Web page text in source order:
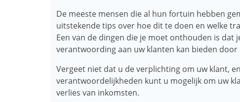
De meeste mensen die al hun fortuin hebben
uitstekende tips over hoe dit te doen en welke
Een van de dingen die je moet onthouden is
verantwoording aan uw klanten kan bieden
Vergeet niet dat u de verplichting om uw klant,
verantwoordelijkheden kunt u mogelijk om uw
verlies van inkomsten.